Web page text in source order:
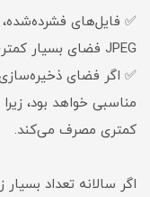
✅ فایل‌های
JPEG فضای بسیار کمتری در حافظه اشغال کند.
کمتری مصرف می‌کند.
اگر سالانه تعداد